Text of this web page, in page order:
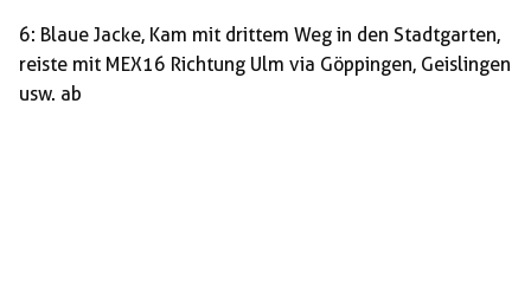
6: Blaue Jacke, Kam mit drittem Weg in den Stadtgarten,
reiste mit MEX16 Richtung Ulm via Göppingen, Geislingen
usw. ab